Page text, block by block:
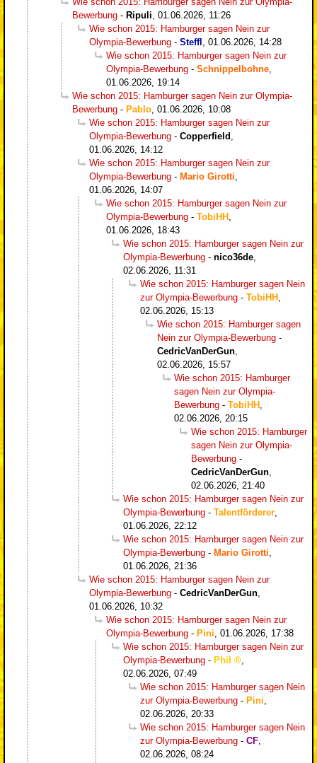
Bewerbung - Ripuli 01.06.2026, 11:26
Wie schon 2015: Hamburger sagen Nein zur
Olympia-Bewerbung - Steffl
01.06.2026, 14:28
Wie schon 2015: Hamburger sagen Nein zur
Olympia-Bewerbung - Schnippelbohne
01.06.2026, 19:14
Wie schon 2015: Hamburger sagen Nein zur Olympia-
Bewerbung - Pablo 01.06.2026, 10:08
Wie schon 2015: Hamburger sagen Nein zur
Olympia-Bewerbung - Copperfield
01.06.2026, 14:12
Wie schon 2015: Hamburger sagen Nein zur
Olympia-Bewerbung - Mario Girotti
01.06.2026, 14:07
Wie schon 2015: Hamburger sagen Nein zur
Olympia-Bewerbung - TobiHH
01.06.2026, 18:43
Wie schon 2015: Hamburger sagen Nein zur
Olympia-Bewerbung - nico36de
02.06.2026, 11:31
Wie schon 2015: Hamburger sagen Nein
zur Olympia-Bewerbung - TobiHH
02.06.2026, 15:13
Wie schon 2015: Hamburger sagen
Nein zur Olympia-Bewerbung -
CedricVanDerGun
02.06.2026, 15:57
Wie schon 2015: Hamburger
sagen Nein zur Olympia-
Bewerbung - TobiHH
02.06.2026, 20:15
Wie schon 2015: Hamburger
sagen Nein zur Olympia-
Bewerbung -
CedricVanDerGun
02.06.2026, 21:40
Wie schon 2015: Hamburger sagen Nein zur
Olympia-Bewerbung - Talentförderer
01.06.2026, 22:12
Wie schon 2015: Hamburger sagen Nein zur
Olympia-Bewerbung - Mario Girotti
01.06.2026, 21:36
Wie schon 2015: Hamburger sagen Nein zur
Olympia-Bewerbung - CedricVanDerGun
01.06.2026, 10:32
Wie schon 2015: Hamburger sagen Nein zur
Olympia-Bewerbung - Pini 01.06.2026, 17:38
Wie schon 2015: Hamburger sagen Nein zur
Olympia-Bewerbung - Phil
02.06.2026, 07:49
Wie schon 2015: Hamburger sagen Nein
zur Olympia-Bewerbung - Pini
02.06.2026, 20:33
Wie schon 2015: Hamburger sagen Nein
zur Olympia-Bewerbung - CF
02.06.2026, 08:24